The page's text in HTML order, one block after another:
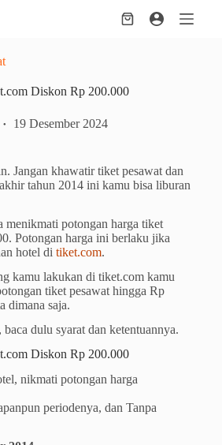
Shopping
Diskon Rp 200.000
19 Desember 2024
Jangan khawatir tiket pesawat dan
tahun 2014 ini kamu bisa liburan
menikmati potongan harga tiket
Potongan harga ini berlaku jika
hotel di tiket.com.
kamu lakukan di tiket.com kamu
tiket pesawat hingga Rp
dimana saja.
dulu syarat dan ketentuannya.
Diskon Rp 200.000
nikmati potongan harga
periodenya, dan Tanpa